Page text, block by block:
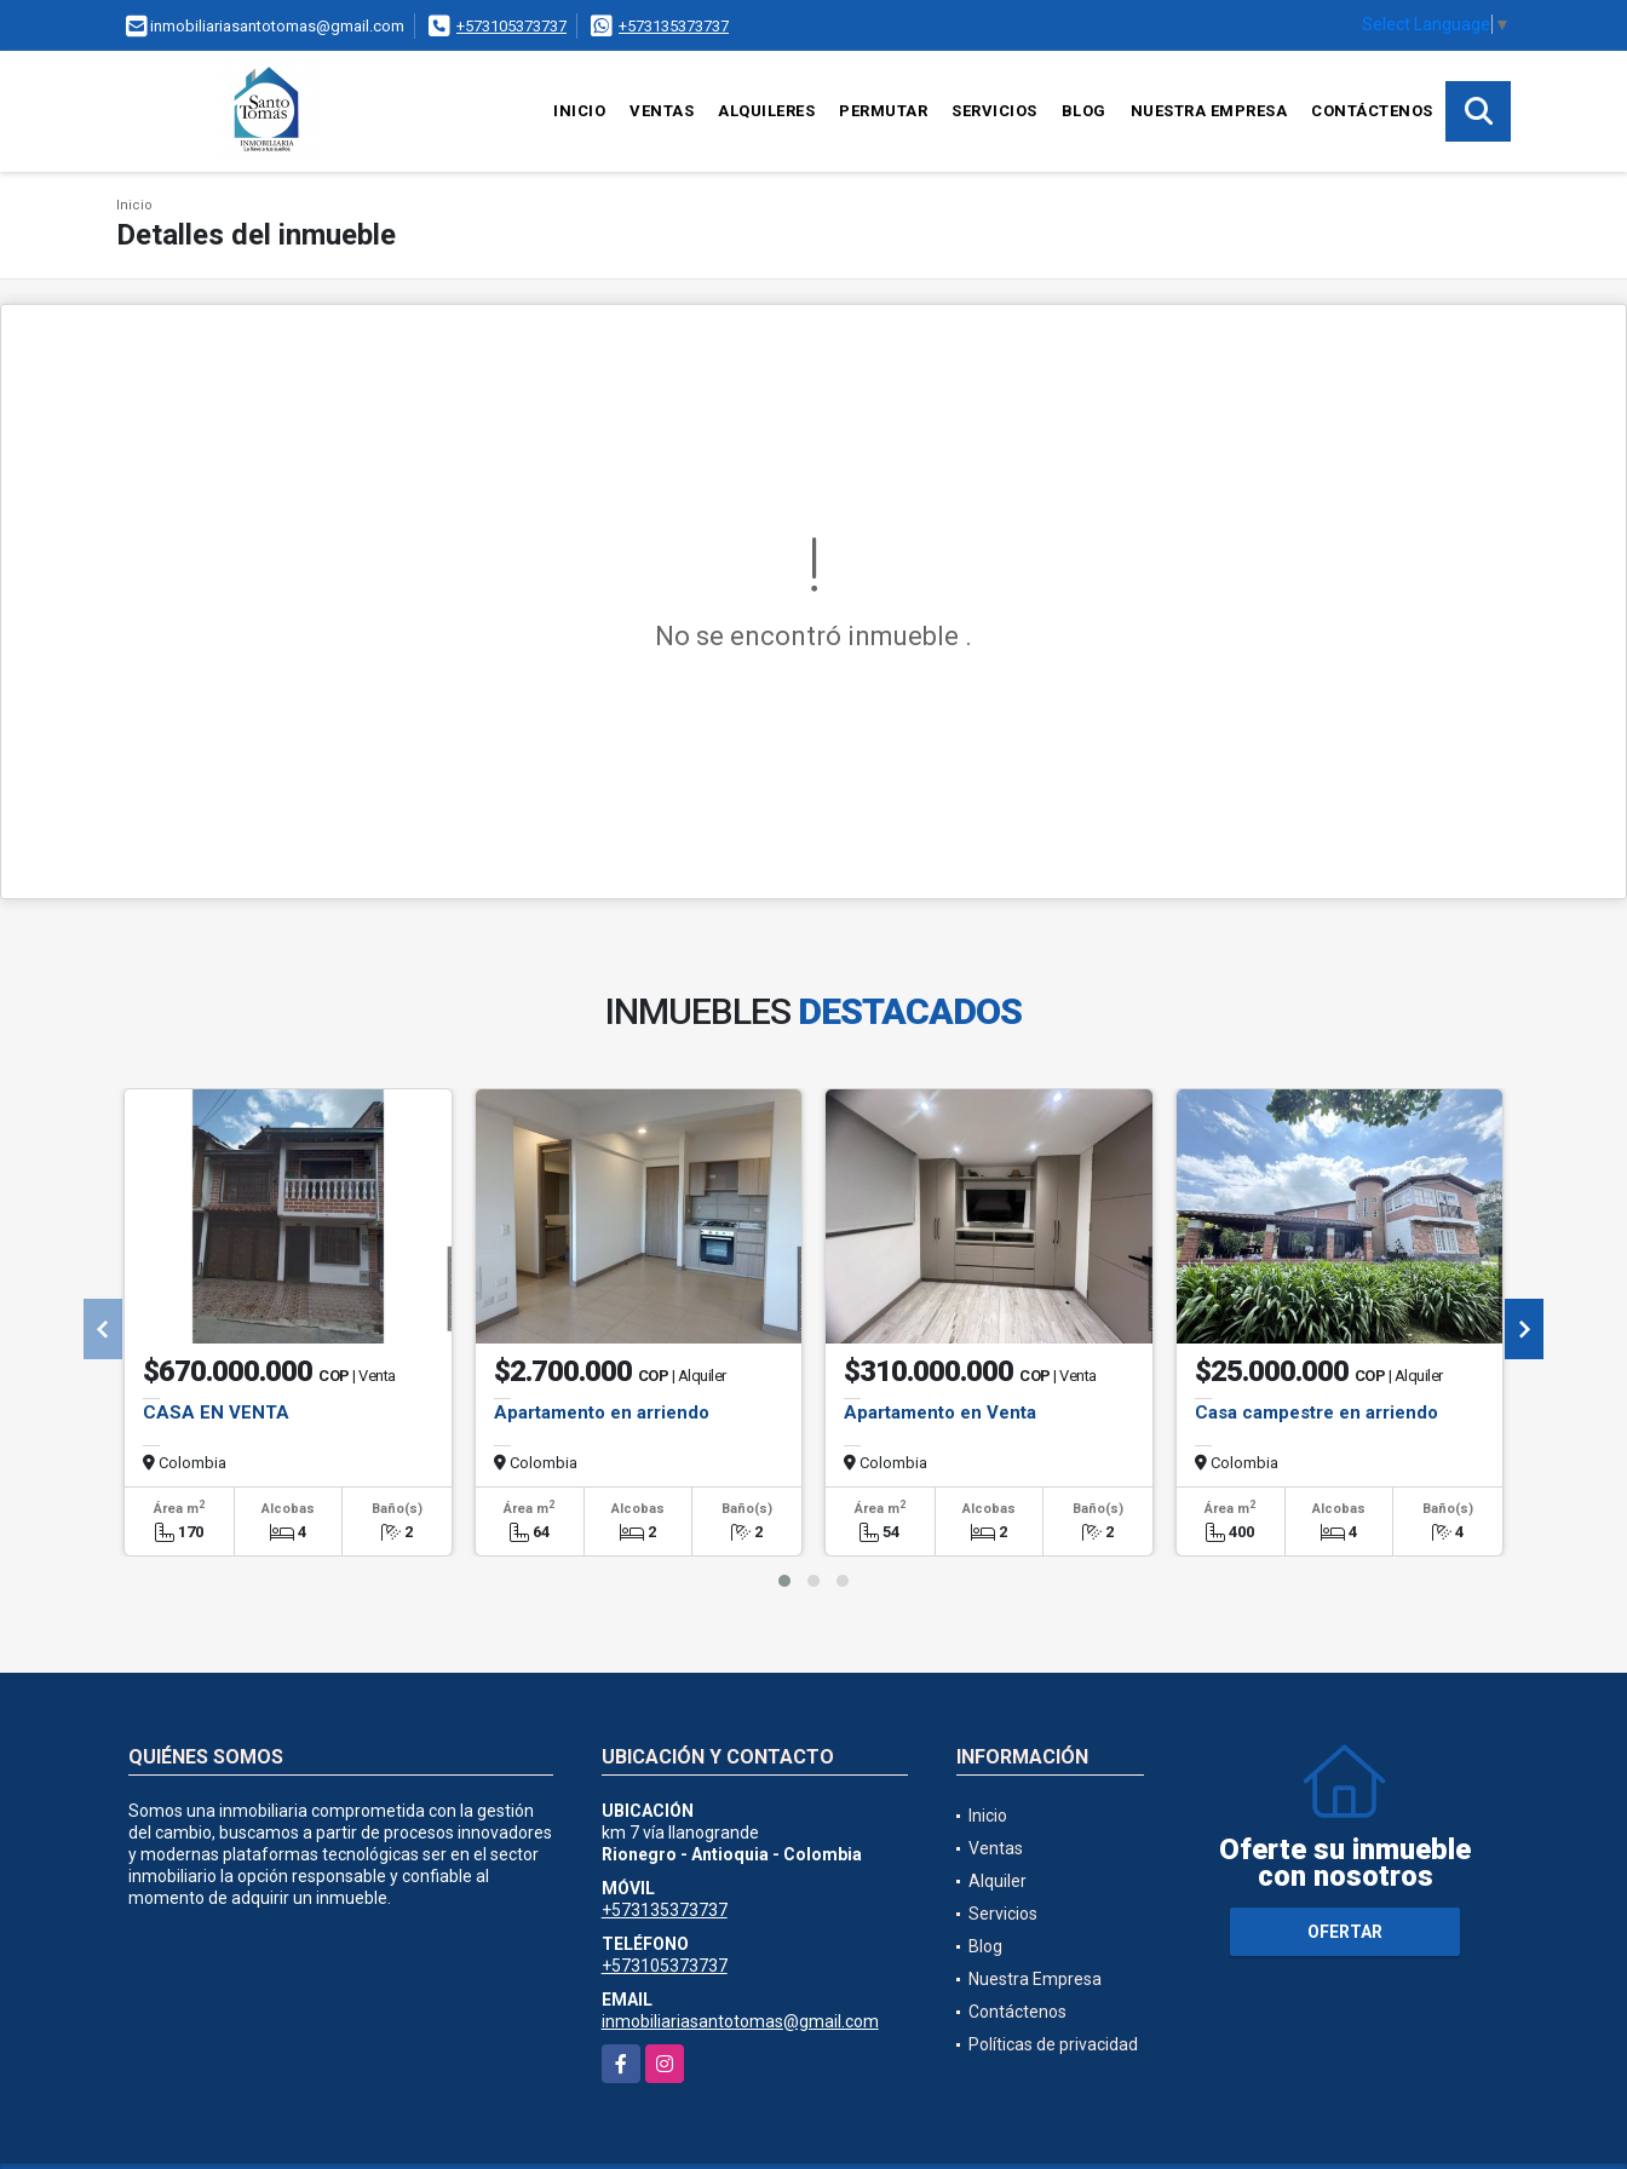
inmobiliariasantotomas@gmail.com +573105373737 +573135373737 Select Language ▼
INICIO VENTAS ALQUILERES PERMUTAR SERVICIOS BLOG NUESTRA EMPRESA CONTÁCTENOS
Inicio
Detalles del inmueble
No se encontró inmueble .
INMUEBLES DESTACADOS
$670.000.000 COP | Venta
CASA EN VENTA
Colombia
Área m2
170
Alcobas
4
Baño(s)
2
$2.700.000 COP | Alquiler
Apartamento en arriendo
Colombia
Área m2
64
Alcobas
2
Baño(s)
2
$310.000.000 COP | Venta
Apartamento en Venta
Colombia
Área m2
54
Alcobas
2
Baño(s)
2
$25.000.000 COP | Alquiler
Casa campestre en arriendo
Colombia
Área m2
400
Alcobas
4
Baño(s)
4
QUIÉNES SOMOS
Somos una inmobiliaria comprometida con la gestión
del cambio, buscamos a partir de procesos innovadores
y modernas plataformas tecnológicas ser en el sector
inmobiliario la opción responsable y confiable al
momento de adquirir un inmueble.
UBICACIÓN Y CONTACTO
UBICACIÓN
km 7 vía llanogrande
Rionegro - Antioquia - Colombia
MÓVIL
+573135373737
TELÉFONO
+573105373737
EMAIL
inmobiliariasantotomas@gmail.com
FacebookInstagram
INFORMACIÓN
Inicio
Ventas
Alquiler
Servicios
Blog
Nuestra Empresa
Contáctenos
Políticas de privacidad
Oferte su inmueble
con nosotros
OFERTAR